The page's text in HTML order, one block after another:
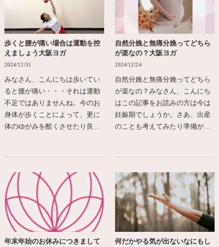
歩くと腰が痛い場合は運動を控
えましょう大阪ヨガ
2024/12/31
みなさん、こんにちは歩いてい
ると腰が痛い・・・それは運動
不足ではありませんね。今のお
身体が歩くことによって、更に
体のゆがみを酷くさせたり良…
自然分娩と無痛分娩ってどちら
が楽なの？大阪ヨガ
2024/12/24
自然分娩と無痛分娩ってどちら
が楽なの？みなさん、こんにち
はこの記事をお読みの方は今は
妊娠期でしょうか。さあ、出産
のことも考えてみたり準備が…
年末年始のお休みにつきまして
何だかやる気が出ないなにもし